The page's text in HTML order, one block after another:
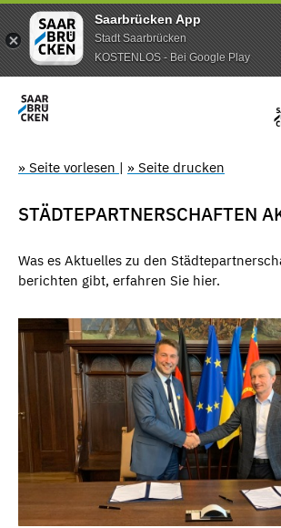
Saarbrücken App
Stadt Saarbrücken
KOSTENLOS - Bei Google Play
» Seite vorlesen | » Seite drucken
STÄDTEPARTNERSCHAFTEN
Was es Aktuelles zu den
berichten gibt, erfahren Sie hier.